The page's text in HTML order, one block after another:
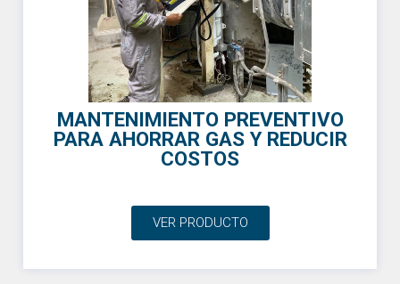
MANTENIMIENTO PREVENTIVO
PARA AHORRAR GAS Y REDUCIR
COSTOS
VER PRODUCTO